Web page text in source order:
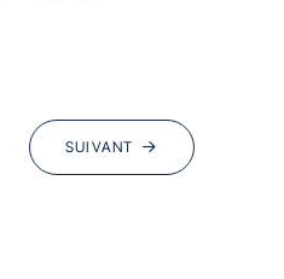
SUIVANT